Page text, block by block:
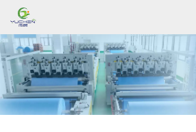
English
Русский